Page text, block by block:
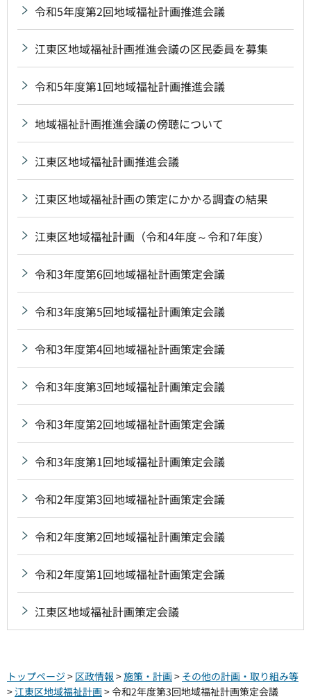
令和5年度第2回地域福祉計画推進会議
江東区地域福祉計画推進会議の区民委員を募集
令和5年度第1回地域福祉計画推進会議
地域福祉計画推進会議の傍聴について
江東区地域福祉計画推進会議
江東区地域福祉計画の策定にかかる調査の結果
江東区地域福祉計画（令和4年度～令和7年度）
令和3年度第6回地域福祉計画策定会議
令和3年度第5回地域福祉計画策定会議
令和3年度第4回地域福祉計画策定会議
令和3年度第3回地域福祉計画策定会議
令和3年度第2回地域福祉計画策定会議
令和3年度第1回地域福祉計画策定会議
令和2年度第3回地域福祉計画策定会議
令和2年度第2回地域福祉計画策定会議
令和2年度第1回地域福祉計画策定会議
江東区地域福祉計画策定会議
トップページ > 区政情報 >施策・計画> その他の計画・取り組み等
>江東区地域福祉計画> 令和2年度第3回地域福祉計画策定会議